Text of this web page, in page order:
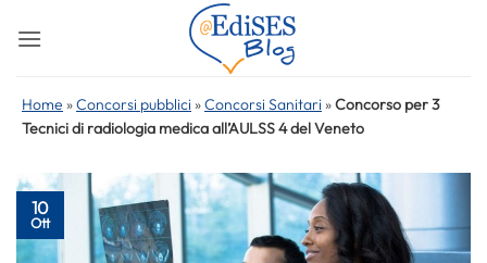
Home »Concorsi pubblici »Concorsi Sanitari »Concorso per 3
Tecnici di radiologia medica all’AULSS 4 del Veneto
10
Ott